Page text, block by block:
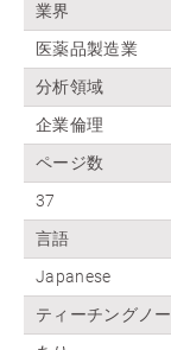
業界
医薬品製造業
分析領域
企業倫理
ページ数
37
言語
Japanese
ティーチングノ